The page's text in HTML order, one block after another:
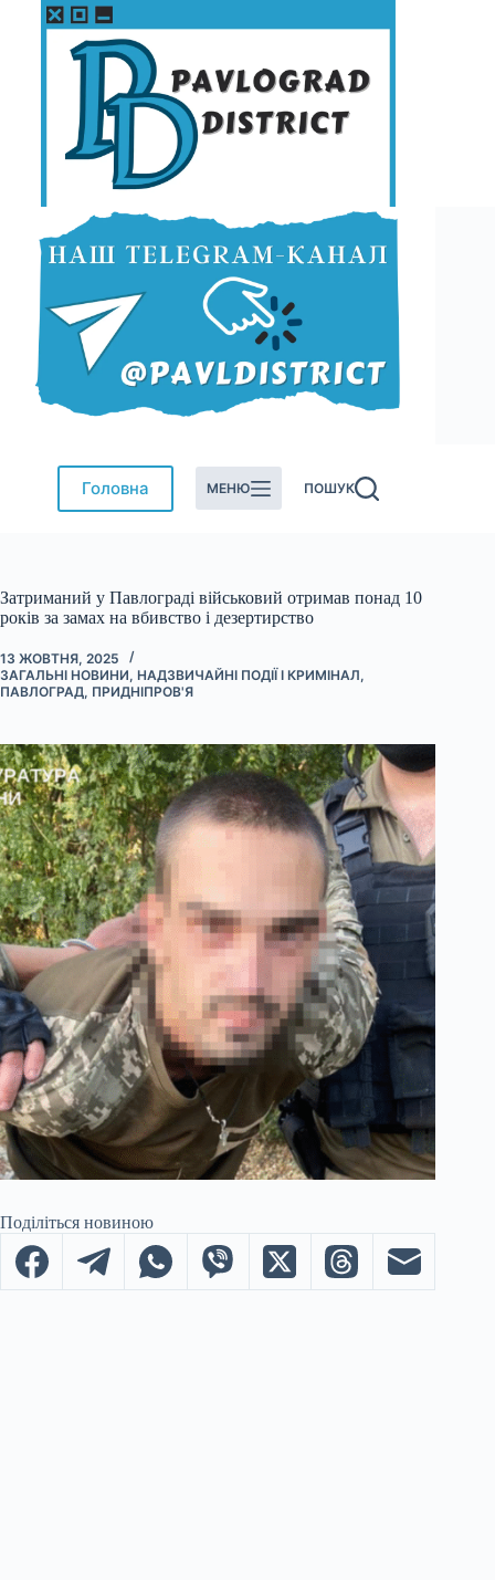
Перейти
Головна МЕНЮ ПОШУК
Затриманий у Павлограді військовий отримав понад 10
років за замах на вбивство і дезертирство
13 ЖОВТНЯ, 2025
ЗАГАЛЬНІ НОВИНИ, НАДЗВИЧАЙНІ ПОДІЇ І КРИМІНАЛ,
ПАВЛОГРАД, ПРИДНІПРОВ'Я
Поділіться новиною